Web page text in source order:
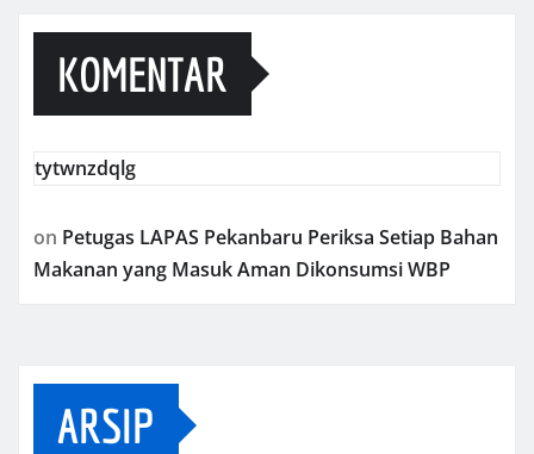
KOMENTAR
tytwnzdqlg
on Petugas LAPAS Pekanbaru Periksa Setiap Bahan
Makanan yang Masuk Aman Dikonsumsi WBP
ARSIP